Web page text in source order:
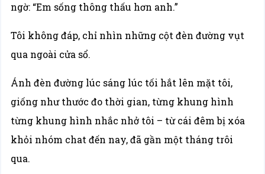
ngờ: “Em sống thông thấu hơn anh.”
Tôi không đáp, chỉ nhìn những cột đèn đường vụt
qua ngoài cửa sổ.
Ánh đèn đường lúc sáng lúc tối hắt lên mặt tôi,
giống như thước đo thời gian, từng khung hình
từng khung hình nhắc nhở tôi – từ cái đêm bị xóa
khỏi nhóm chat đến nay, đã gần một tháng trôi
qua.